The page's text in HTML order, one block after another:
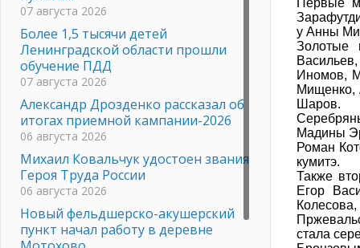
Первые
у Анны
Золотые
Иномов,
Мищенко,
Шаров.
Мадины
Роман
кумитэ.
Также
Егор
стала
07 августа 2026
Более 1,5 тысячи детей
Ленинградской области прошли
обучение ПДД
07 августа 2026
Александр Дрозденко рассказал об
итогах приемной кампании-2026
06 августа 2026
Михаил Ковальчук удостоен звания
Героя Труда России
06 августа 2026
Новый фельдшерско-акушерский
пункт начал работу в деревне